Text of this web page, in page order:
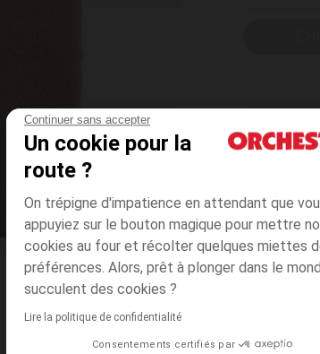
Continuer sans accepter
Un cookie pour la
route ?
On trépigne d'impatience en attendant que
appuyiez sur le bouton magique pour mettre
cookies au four et récolter quelques miettes
préférences. Alors, prêt à plonger dans le
succulent des cookies ?
Lire la politique de confidentialité
Consentements certifiés par
MODES
Point